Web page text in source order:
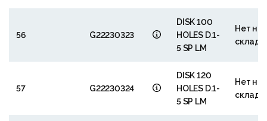
56 G22230323
DISK 100
HOLES D.1-
5 SP LM
Нет на
складе
57 G22230324
DISK 120
HOLES D.1-
5 SP LM
Нет на
складе